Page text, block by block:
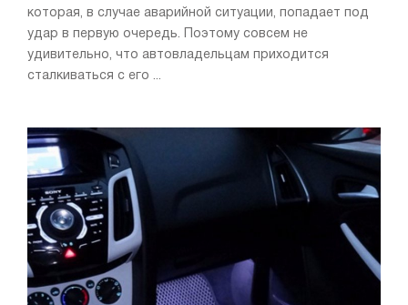
которая, в случае аварийной ситуации, попадает под
удар в первую очередь. Поэтому совсем не
удивительно, что автовладельцам приходится
сталкиваться с его ...